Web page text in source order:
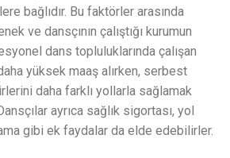
bağlıdır. Bu faktörler arasında
ve dansçının çalıştığı kurumun
dans topluluklarında çalışan
yüksek maaş alırken, serbest
daha farklı yollarla sağlamak
ayrıca sağlık sigortası, yol
gibi ek faydalar da elde edebilirler.